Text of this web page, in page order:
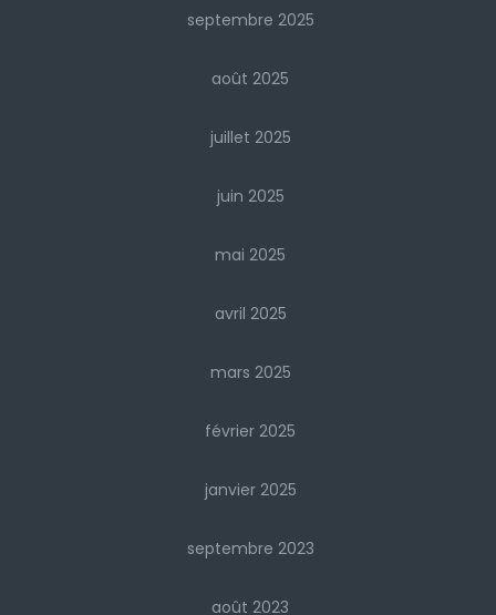
septembre 2025
août 2025
juillet 2025
juin 2025
mai 2025
avril 2025
mars 2025
février 2025
janvier 2025
septembre 2023
août 2023